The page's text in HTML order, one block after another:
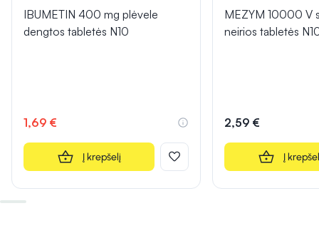
IBUMETIN 400 mg plėvele
dengtos tabletės N10
1,69 €
Į krepšelį
MEZYM 10000 V
neirios tabletės
2,59 €
Į